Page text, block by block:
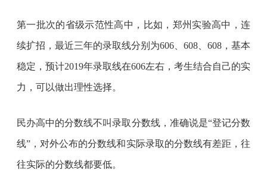
第一批次的省级示范性高中，比如，郑州实验高中，连
续扩招，最近三年的录取线分别为606、608、608，基本
稳定，预计2019年录取线在606左右，考生结合自己的实
力，可以做出理性选择。
民办高中的分数线不叫录取分数线，准确说是“登记分数
线”，对外公布的分数线和实际录取的分数线有差距，往
往实际的分数线都要低。